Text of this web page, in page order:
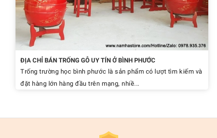
ĐỊA CHỈ BÁN TRỐNG GỖ UY TÍN Ở BÌNH PHƯỚC
Trống trường học bình phước là sản phẩm có lượt tìm kiếm và
đặt hàng lớn hàng đầu trên mạng, nhiề...